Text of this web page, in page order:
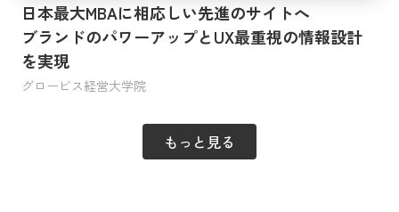
日本最大MBAに相応しい先進のサイトへ
ブランドのパワーアップとUX最重視の情報設計
を実現
グロービス経営大学院
もっと見る